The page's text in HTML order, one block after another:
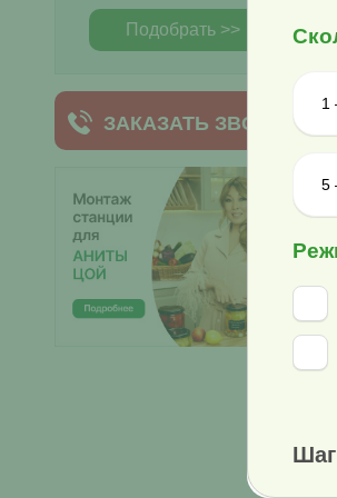
Подобрать >>
ЗАКАЗАТЬ ЗВОНОК
1
5
Шаг